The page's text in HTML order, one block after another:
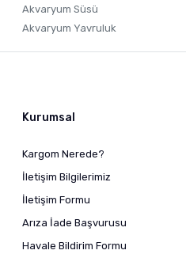
Akvaryum Süsü
Akvaryum Yavruluk
Kurumsal
Kargom Nerede?
İletişim Bilgilerimiz
İletişim Formu
Arıza İade Başvurusu
Havale Bildirim Formu